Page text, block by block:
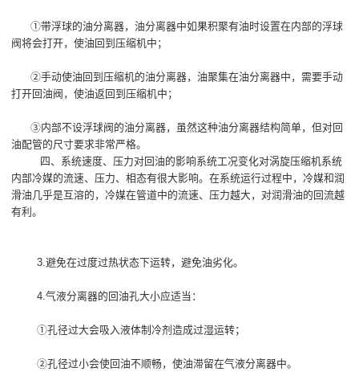
①带浮球的油分离器，油分离器中如果积聚有油时设置在内部的浮球
阀将会打开，使油回到压缩机中；
②手动使油回到压缩机的油分离器，油聚集在油分离器中，需要手动
打开回油阀，使油返回到压缩机中；
③内部不设浮球阀的油分离器，虽然这种油分离器结构简单，但对回
油配管的尺寸要求非常严格。
四、系统速度、压力对回油的影响系统工况变化对涡旋压缩机系统
内部冷媒的流速、压力、相态有很大影响。在系统运行过程中，冷媒和润
滑油几乎是互溶的，冷媒在管道中的流速、压力越大，对润滑油的回流越
有利。
3.避免在过度过热状态下运转，避免油劣化。
4.气液分离器的回油孔大小应适当：
①孔径过大会吸入液体制冷剂造成过湿运转；
②孔径过小会使回油不顺畅，使油滞留在气液分离器中。